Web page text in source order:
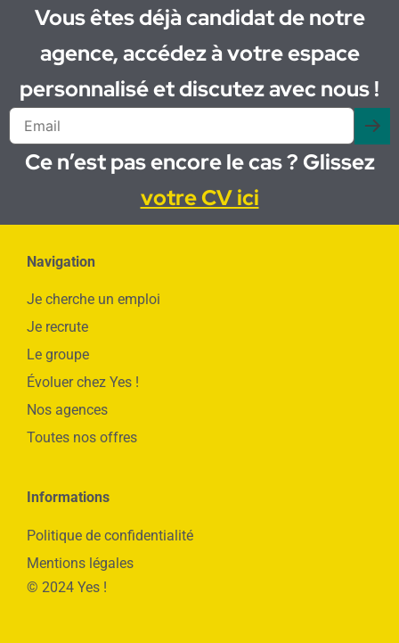
Vous êtes déjà candidat de notre
agence, accédez à votre espace
personnalisé et discutez avec nous !
Ce n’est pas encore le cas ? Glissez
votre CV ici
Navigation
Je cherche un emploi
Je recrute
Le groupe
Évoluer chez Yes !
Nos agences
Toutes nos offres
Informations
Politique de confidentialité
Mentions légales
© 2024 Yes !